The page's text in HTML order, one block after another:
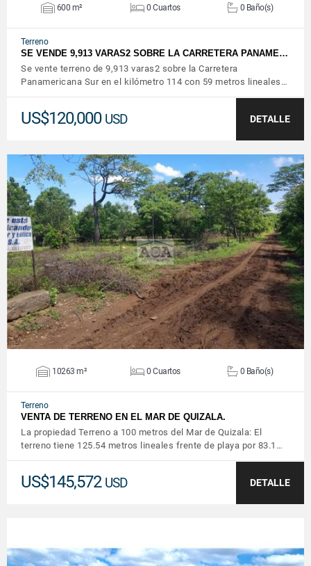
600 m² 0 Cuartos 0 Baño(s)
Terreno
SE VENDE 9,913 VARAS2 SOBRE LA CARRETERA PANAME…
Se vente terreno de 9,913 varas2 sobre la Carretera
Panamericana Sur en el kilómetro 114 con 59 metros lineales…
US$120,000 USD DETALLE
VER DETALLES
10263 m² 0 Cuartos 0 Baño(s)
Terreno
VENTA DE TERRENO EN EL MAR DE QUIZALA.
La propiedad Terreno a 100 metros del Mar de Quizala: El
terreno tiene 125.54 metros lineales frente de playa por 83.1…
US$145,572 USD DETALLE